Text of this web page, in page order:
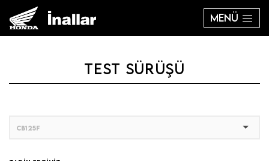
MENÜ
TEST SÜRÜŞÜ